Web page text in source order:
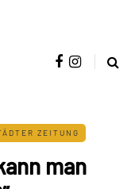
ZEITUNG
man